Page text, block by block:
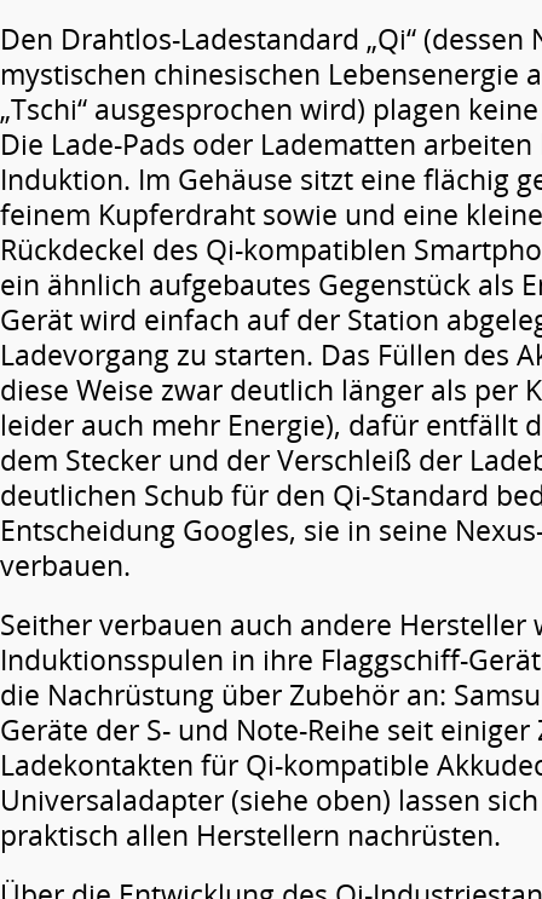
Den Drahtlos-Ladestandard „Qi“ (dessen
mystischen chinesischen ­Lebensenergie
„Tschi“ ausgesprochen wird) plagen
Die Lade-Pads oder Ladematten
Induktion. Im Gehäuse sitzt eine flächig
feinem Kupferdraht sowie und eine
Rückdeckel des Qi-kompatiblen
ein ähnlich aufgebautes Gegenstück als
Gerät wird einfach auf der Station
Ladevorgang zu starten. Das Füllen des
diese Weise zwar deutlich länger als per
leider auch mehr Energie), dafür entfällt
dem Stecker und der Verschleiß der
deutlichen Schub für den Qi-Standard
Entscheidung Googles, sie in seine
verbauen.
Seither verbauen auch andere Hersteller
Induktionsspulen in ihre Flaggschiff-
die Nachrüstung über Zubehör an:
Geräte der S- und ­Note-Reihe seit
Ladekontakten für Qi-kompatible
Universaladapter (siehe oben) lassen
praktisch allen Herstellern nachrüsten.